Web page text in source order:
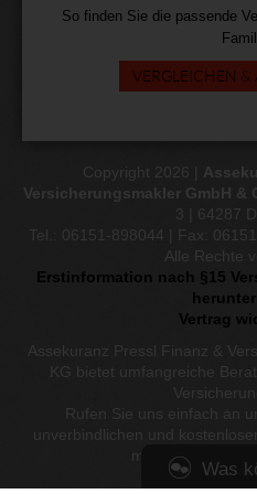
So finden Sie die passende
VERGLEICHEN &
Copyright 2026 |
Versicherungsmakler GmbH &
3 | 64287
Tel.: 06151-898044 | Fax:
Alle Rechte
Erstinformation nach §15
Vertrag
Assekuranz Pressl Finanz &
KG bietet umfangreiche
Rufen Sie uns einfach an
unverbindlichen und
mit Sicherheit gut
Was